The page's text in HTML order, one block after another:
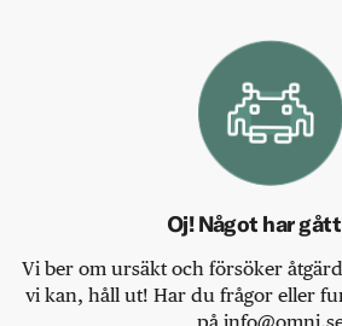
Oj! Något har
Vi ber om ursäkt och försöker
vi kan, håll ut! Har du frågor eller